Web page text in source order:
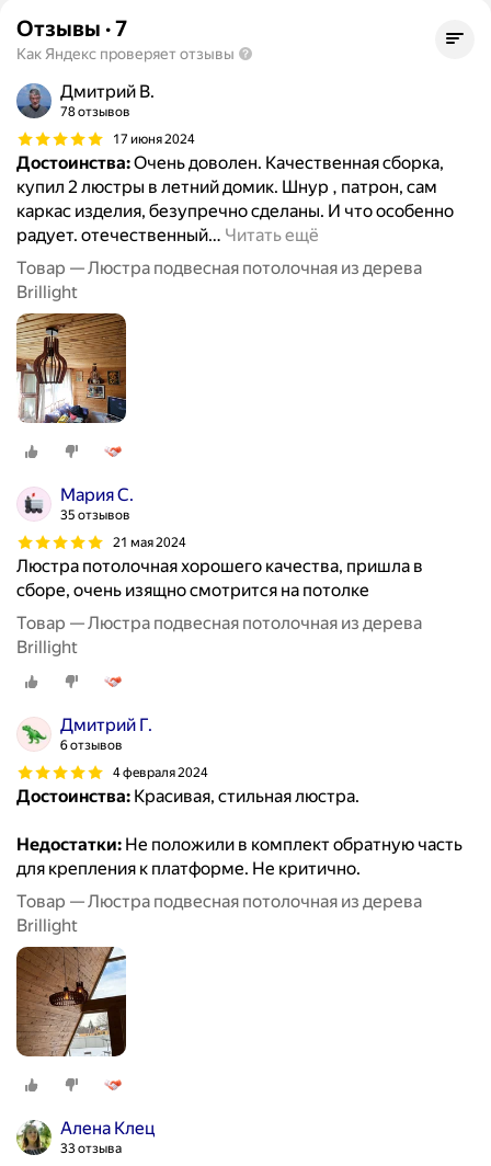
Отзывы ·7
Как Яндекс проверяет отзывы
Дмитрий В.
78 отзывов
17 июня 2024
Достоинства:Очень доволен. Качественная сборка,
купил 2 люстры в летний домик. Шнур , патрон, сам
каркас изделия, безупречно сделаны. И что особенно
радует. отечественный… Читать ещё
Товар — Люстра подвесная потолочная из дерева
Brillight
Мария С.
35 отзывов
21 мая 2024
Люстра потолочная хорошего качества, пришла в
сборе, очень изящно смотрится на потолке
Товар — Люстра подвесная потолочная из дерева
Brillight
Дмитрий Г.
6 отзывов
4 февраля 2024
Достоинства: Красивая, стильная люстра.
Недостатки: Не положили в комплект обратную часть
для крепления к платформе. Не критично.
Товар — Люстра подвесная потолочная из дерева
Brillight
Алена Клец
33 отзыва